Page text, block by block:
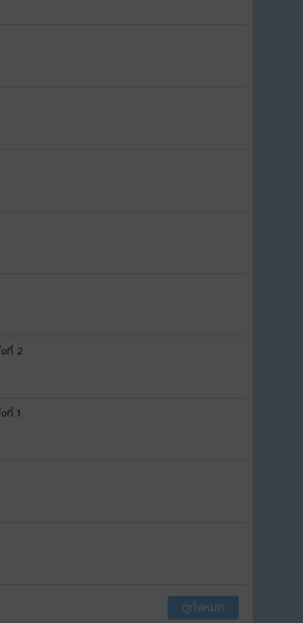
ที่ 2
ที่ 1
ดูทั้งหมด